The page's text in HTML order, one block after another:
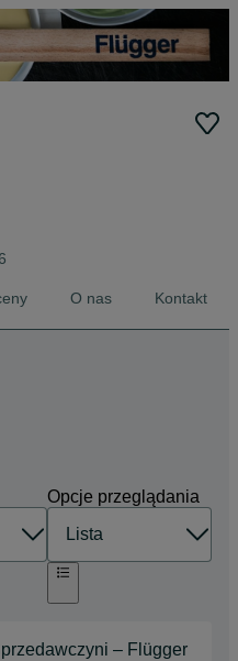
O nas Kontakt
Opcje przeglądania
– Flügger